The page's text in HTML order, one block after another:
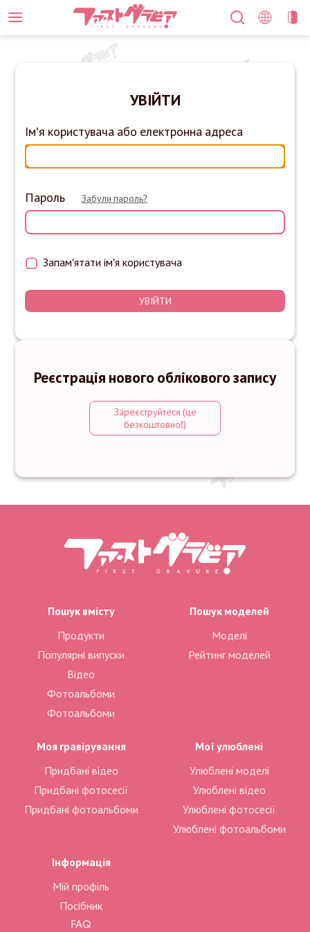
УВІЙТИ
Ім'я користувача або електронна адреса
Пароль Забули пароль?
Запам'ятати ім'я користувача
УВІЙТИ
Реєстрація нового облікового запису
Зареєструйтеся (це
безкоштовно!)
Пошук вмісту
Продукти
Популярні випуски
Відео
Фотоальбоми
Фотоальбоми
Пошук моделей
Моделі
Рейтинг моделей
Моя гравірування
Придбані відео
Придбані фотосесії
Придбані фотоальбоми
Мої улюблені
Улюблені моделі
Улюблені відео
Улюблені фотосесії
Улюблені фотоальбоми
Інформація
Мій профіль
Посібник
FAQ